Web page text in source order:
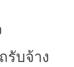
รับจ้าง